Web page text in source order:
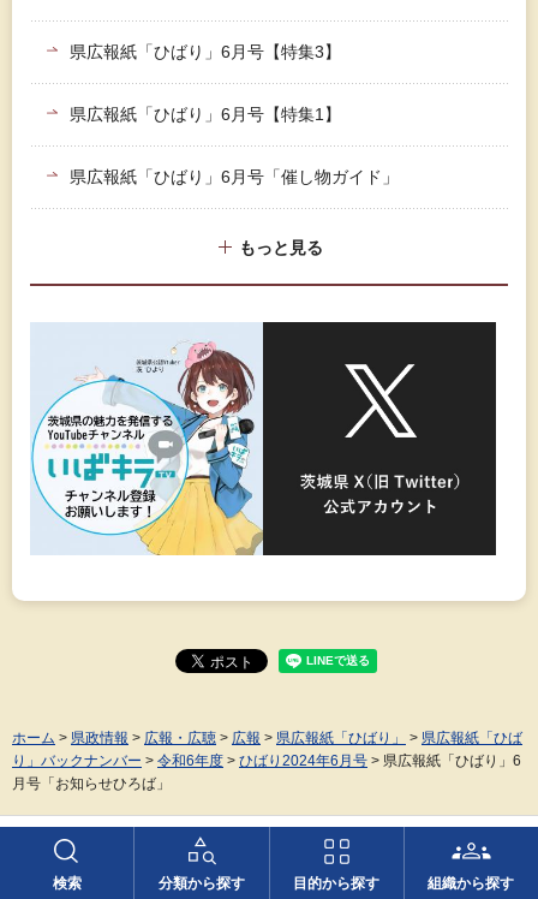
検索 分類から探す 目的から探す 組織から探す
県広報紙「ひばり」6月号【特集3】
県広報紙「ひばり」6月号【特集1】
県広報紙「ひばり」6月号「催し物ガイド」
もっと見る
ホーム > 県政情報 > 広報・広聴 > 広報 > 県広報紙「ひばり」 > 県広報紙「ひば
り」バックナンバー > 令和6年度 > ひばり2024年6月号 > 県広報紙「ひばり」6
月号「お知らせひろば」